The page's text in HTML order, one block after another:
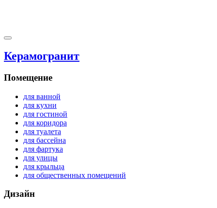
Керамогранит
Помещение
для ванной
для кухни
для гостиной
для коридора
для туалета
для бассейна
для фартука
для улицы
для крыльца
для общественных помещений
Дизайн